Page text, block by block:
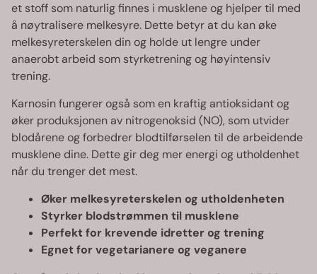
et stoff som naturlig finnes i musklene og hjelper til med
å nøytralisere melkesyre. Dette betyr at du kan øke
melkesyreterskelen din og holde ut lengre under
anaerobt arbeid som styrketrening og høyintensiv
trening.
Karnosin fungerer også som en kraftig antioksidant og
øker produksjonen av nitrogenoksid (NO), som utvider
blodårene og forbedrer blodtilførselen til de arbeidende
musklene dine. Dette gir deg mer energi og utholdenhet
når du trenger det mest.
Øker melkesyreterskelen og utholdenheten
Styrker blodstrømmen til musklene
Perfekt for krevende idretter og trening
Egnet for vegetarianere og veganere